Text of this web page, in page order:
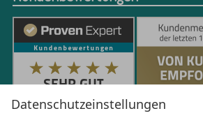
Datenschutzeinstellungen